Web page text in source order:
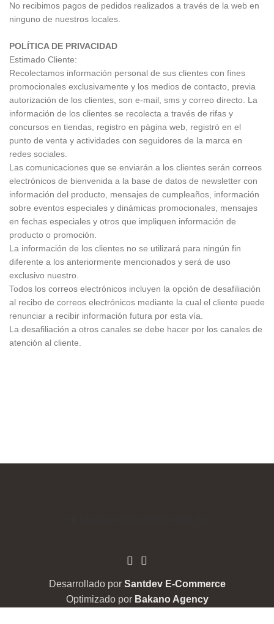
No recibimos pagos de pedidos realizados a través de la web en
ninguno de nuestros locales.
POLÍTICA DE PRIVACIDAD
Estimado Cliente:
Recolectamos información personal de sus clientes con fines
promocionales exclusivamente y los medios de contacto, previa
autorización de los clientes, son e-mail, sms y correo directo. La
información de los clientes se recolecta a través de rifas y
concursos en tiendas, registro en página web, registró en el
punto de venta y actividades con seguidores de la marca en
redes sociales.
Las comunicaciones que se enviarán a los clientes serán correos
electrónicos de bienvenida a la base de datos de newsletter con
información del producto, mensajes de cumpleaños, información
sobre eventos especiales y dinámicas promocionales, mensajes
en fechas especiales y otros que impliquen información de
producto o promoción.
La información de los clientes no se utilizará para ningún fin
diferente a los anteriormente mencionados y será de uso
exclusivo nuestro.
Todos los correos electrónicos incluyen la opción de desafiliación
al recibo de correos electrónicos mediante la cual el cliente puede
renunciar a recibir información futura por esta vía.
La desafiliación a otros canales se debe hacer por los canales de
atención al cliente.
Desarrollado por Santdev E-Commerce
Optimizado por Bakano Agency